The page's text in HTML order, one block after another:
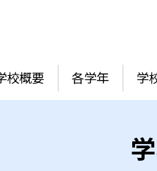
校概要 各学年 学